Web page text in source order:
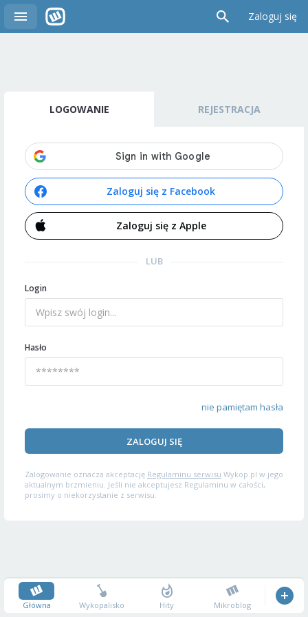
Zaloguj się
LOGOWANIE REJESTRACJA
Zaloguj się z Facebook
Zaloguj się z Apple
LUB
Login
Hasło
nie pamiętam hasła
ZALOGUJ SIĘ
Zalogowanie oznacza akceptację Regulaminu serwisu Wykop.pl w jego
aktualnym brzmieniu. Jeśli nie akceptujesz Regulaminu w całości,
prosimy o niekorzystanie z serwisu.
Główna Wykopalisko Hity Mikroblog